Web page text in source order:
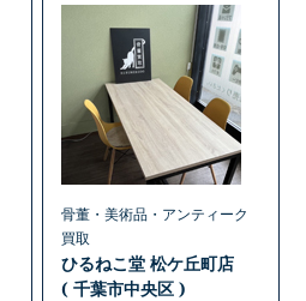
骨董・美術品・アンティーク
買取
ひるねこ堂 松ケ丘町店
( 千葉市中央区 )